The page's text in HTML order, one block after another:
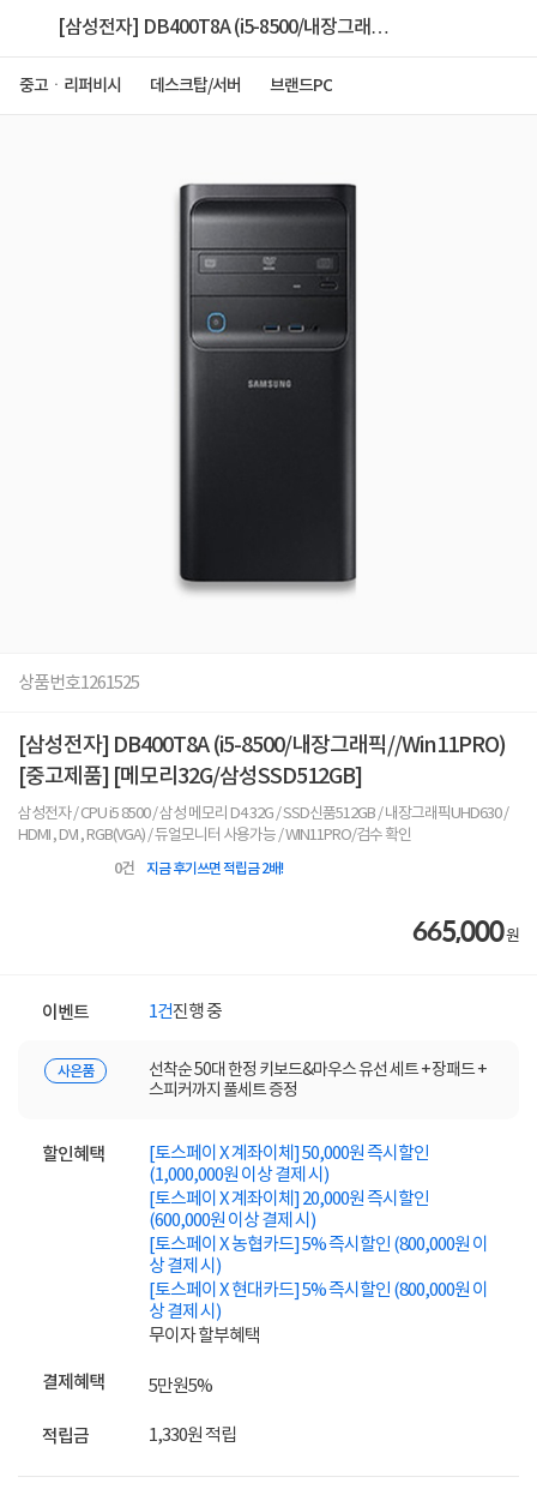
[삼성전자] DB400T8A (i5-8500/내장그래
중고ㆍ리퍼비시 데스크탑/서버 브랜드PC
상품번호1261525
[삼성전자] DB400T8A (i5-8500/내장그래픽//Win11PRO)
[중고제품] [메모리32G/삼성SSD512GB]
삼성전자 / CPU i5 8500 / 삼성 메모리 D4 32G / SSD신품512GB / 내장그래픽UHD630 /
HDMI , DVI , RGB(VGA) / 듀얼모니터 사용가능 / WIN11PRO/검수 확인
0건 지금 후기쓰면 적립금 2배!
665,000원
이벤트 1건진행 중
사은품
선착순 50대 한정 키보드&마우스 유선 세트 + 장패드 +
스피커까지 풀세트 증정
할인혜택
[토스페이 X 계좌이체] 50,000원 즉시할인
(1,000,000원 이상 결제 시)
[토스페이 X 계좌이체] 20,000원 즉시할인
(600,000원 이상 결제 시)
[토스페이 X 농협카드] 5% 즉시할인 (800,000원 이
상 결제 시)
[토스페이 X 현대카드] 5% 즉시할인 (800,000원 이
상 결제 시)
무이자 할부혜택
결제혜택 5만원5%
적립금 1,330원 적립